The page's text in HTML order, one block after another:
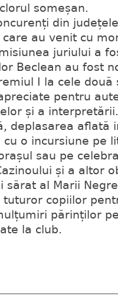
someșan.
din
au venit cu
juriului a
Beclean au fost
I la cele două
pentru
și a
deplasarea aflată
o incursiune pe
sau pe
și a altor
sărat al Marii
tuturor copiilor
părinților
la club.